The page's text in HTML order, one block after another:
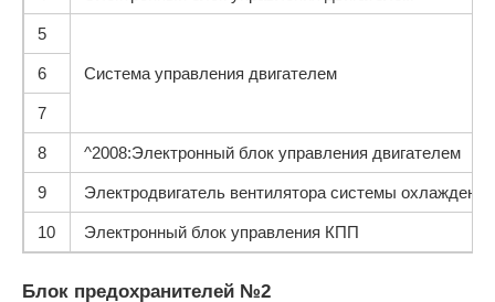
5
Система управления двигателем
6
7
8 ^2008:Электронный блок управления двигателем
9 Электродвигатель вентилятора системы охлаждения
10 Электронный блок управления КПП
Блок предохранителей №2